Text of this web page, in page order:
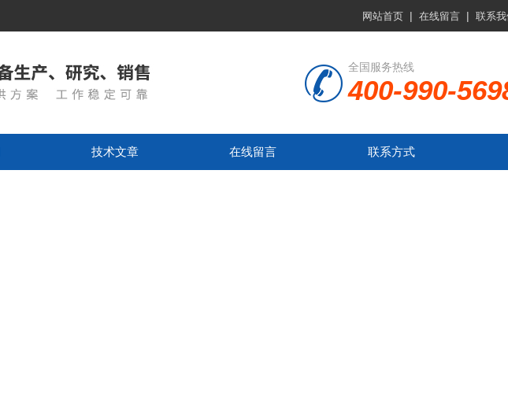
网站首页 | 在线留言 | 联系
全国服务热线
400-990-
技术文章 在线留言 联系方式